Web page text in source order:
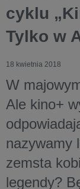
cyklu
Tylko w
18 kwietnia 2018
W
Ale kino+
nazywamy
zemsta
legendy?